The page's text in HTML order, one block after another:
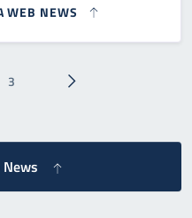
WEB NEWS
Pagina
3 Pagina successiva